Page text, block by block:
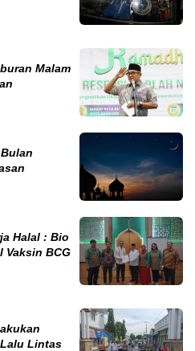
Malam
Halal : Bio
Vaksin BCG
Lintas